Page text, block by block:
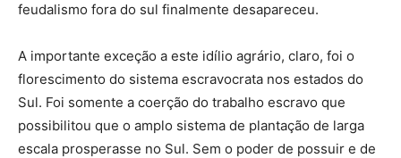
feudalismo fora do sul finalmente desapareceu.
A importante exceção a este idílio agrário, claro, foi o
florescimento do sistema escravocrata nos estados do
Sul. Foi somente a coerção do trabalho escravo que
possibilitou que o amplo sistema de plantação de larga
escala prosperasse no Sul. Sem o poder de possuir e de